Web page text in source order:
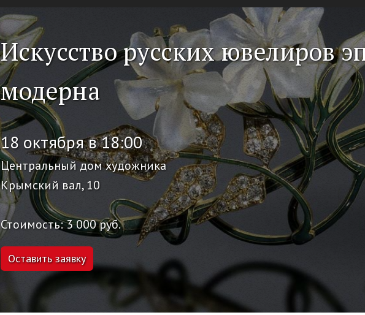
Искусство русских ювелиров
модерна
18 октября в 18:00
Центральный дом художника
Крымский вал, 10
Стоимость: 3 000 руб.
Оставить заявку